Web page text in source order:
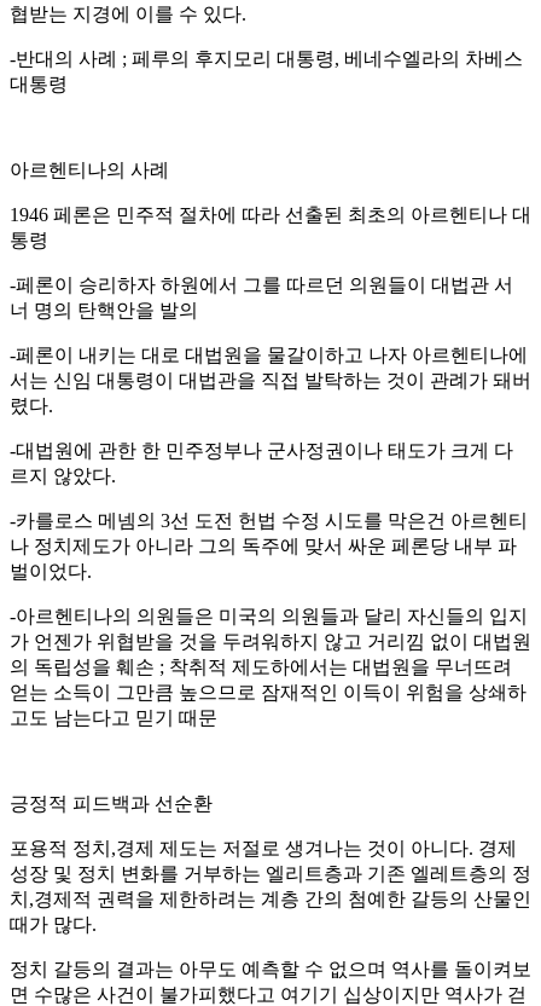
협받는 지경에 이를 수 있다.
-반대의 사례 ; 페루의 후지모리 대통령, 베네수엘라의 차베스
대통령
아르헨티나의 사례
1946 페론은 민주적 절차에 따라 선출된 최초의 아르헨티나 대
통령
-페론이 승리하자 하원에서 그를 따르던 의원들이 대법관 서
너 명의 탄핵안을 발의
-페론이 내키는 대로 대법원을 물갈이하고 나자 아르헨티나에
서는 신임 대통령이 대법관을 직접 발탁하는 것이 관례가 돼버
렸다.
-대법원에 관한 한 민주정부나 군사정권이나 태도가 크게 다
르지 않았다.
-카를로스 메넴의 3선 도전 헌법 수정 시도를 막은건 아르헨티
나 정치제도가 아니라 그의 독주에 맞서 싸운 페론당 내부 파
벌이었다.
-아르헨티나의 의원들은 미국의 의원들과 달리 자신들의 입지
가 언젠가 위협받을 것을 두려워하지 않고 거리낌 없이 대법원
의 독립성을 훼손 ; 착취적 제도하에서는 대법원을 무너뜨려
얻는 소득이 그만큼 높으므로 잠재적인 이득이 위험을 상쇄하
고도 남는다고 믿기 때문
긍정적 피드백과 선순환
포용적 정치,경제 제도는 저절로 생겨나는 것이 아니다. 경제
성장 및 정치 변화를 거부하는 엘리트층과 기존 엘레트층의 정
치,경제적 권력을 제한하려는 계층 간의 첨예한 갈등의 산물인
때가 많다.
정치 갈등의 결과는 아무도 예측할 수 없으며 역사를 돌이켜보
면 수많은 사건이 불가피했다고 여기기 십상이지만 역사가 걷